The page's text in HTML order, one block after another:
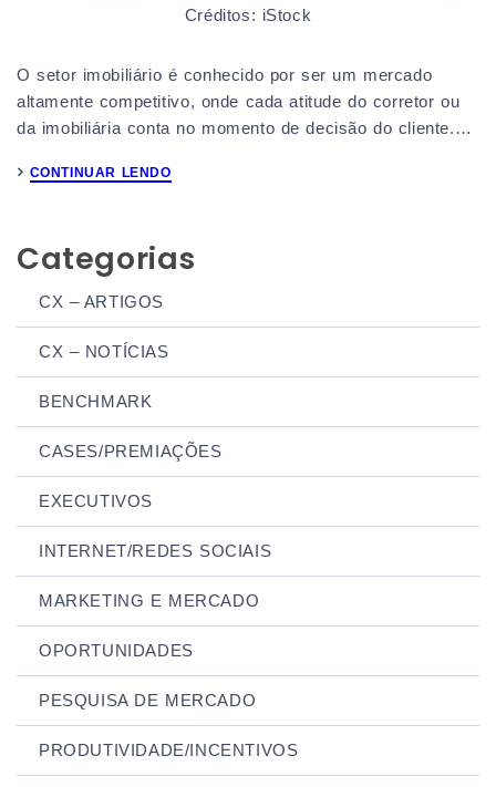
Categorias
CX – ARTIGOS
CX – NOTÍCIAS
BENCHMARK
CASES/PREMIAÇÕES
EXECUTIVOS
INTERNET/REDES SOCIAIS
MARKETING E MERCADO
OPORTUNIDADES
PESQUISA DE MERCADO
PRODUTIVIDADE/INCENTIVOS
Créditos: iStock
O setor imobiliário é conhecido por ser um mercado
altamente competitivo, onde cada atitude do corretor ou
da imobiliária conta no momento de decisão do cliente.…
CONTINUAR LENDO